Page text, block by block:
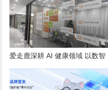
爱走鹿深耕 AI 健康领域 以数智
创新，赋能全民健康